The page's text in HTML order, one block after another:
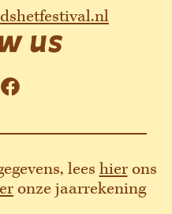
us
F
e
b
o
o
lees hierons
onze jaarrekening